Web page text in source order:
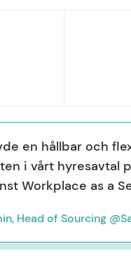
en hållbar och
i vårt hyresavtal
Workplace as a
Head of Sourcing